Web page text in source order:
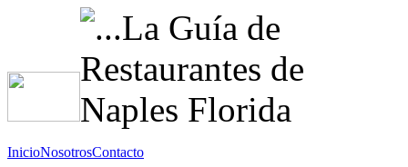
InicioNosotrosContacto